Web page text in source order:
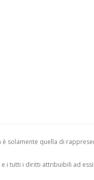
solamente quella di
i tutti i diritti attribuibili ad